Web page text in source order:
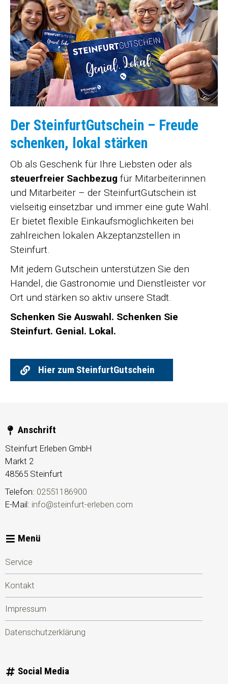
Der SteinfurtGutschein – Freude
schenken, lokal stärken
Ob als Geschenk für Ihre Liebsten oder als
steuerfreier Sachbezug für Mitarbeiterinnen
und Mitarbeiter – der SteinfurtGutschein ist
vielseitig einsetzbar und immer eine gute Wahl.
Er bietet flexible Einkaufsmöglichkeiten bei
zahlreichen lokalen Akzeptanzstellen in
Steinfurt.
Mit jedem Gutschein unterstützen Sie den
Handel, die Gastronomie und Dienstleister vor
Ort und stärken so aktiv unsere Stadt.
Schenken Sie Auswahl. Schenken Sie
Steinfurt. Genial. Lokal.
Hier zum SteinfurtGutschein
Anschrift
Steinfurt Erleben GmbH
Markt 2
48565 Steinfurt
Telefon: 02551186900
E-Mail: info@steinfurt-erleben.com
Menü
Service
Kontakt
Impressum
Datenschutzerklärung
Social Media